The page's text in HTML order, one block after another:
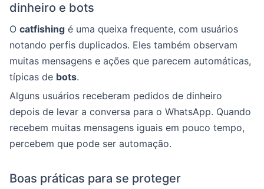
dinheiro e bots
O catfishing é uma queixa frequente, com usuários
notando perfis duplicados. Eles também observam
muitas mensagens e ações que parecem automáticas,
típicas de bots.
Alguns usuários receberam pedidos de dinheiro
depois de levar a conversa para o WhatsApp. Quando
recebem muitas mensagens iguais em pouco tempo,
percebem que pode ser automação.
Boas práticas para se proteger